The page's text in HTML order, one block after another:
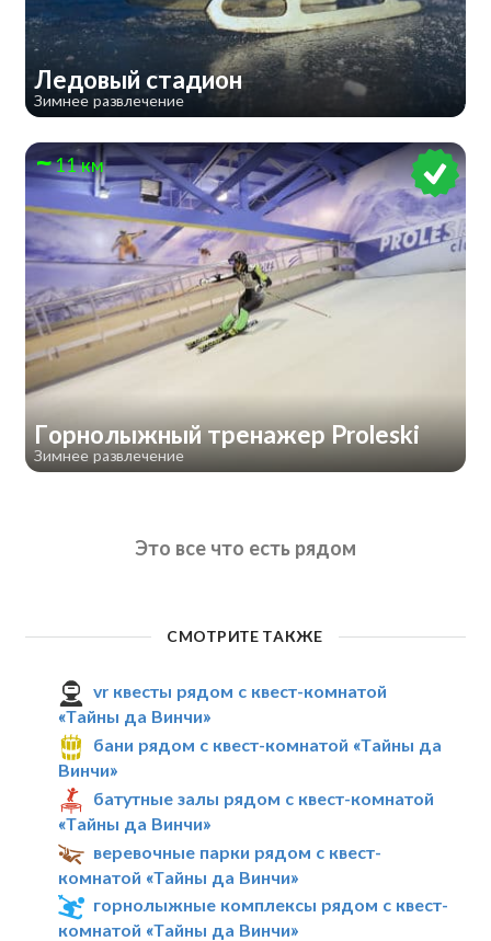
​Ледовый стадион
Зимнее развлечение
11 км
Горнолыжный тренажер Proleski
Зимнее развлечение
Это все что есть рядом
СМОТРИТЕ ТАКЖЕ
vr квесты рядом с квест-комнатой
«Тайны да Винчи»
бани рядом с квест-комнатой «Тайны да
Винчи»
батутные залы рядом с квест-комнатой
«Тайны да Винчи»
веревочные парки рядом с квест-
комнатой «Тайны да Винчи»
горнолыжные комплексы рядом с квест-
комнатой «Тайны да Винчи»